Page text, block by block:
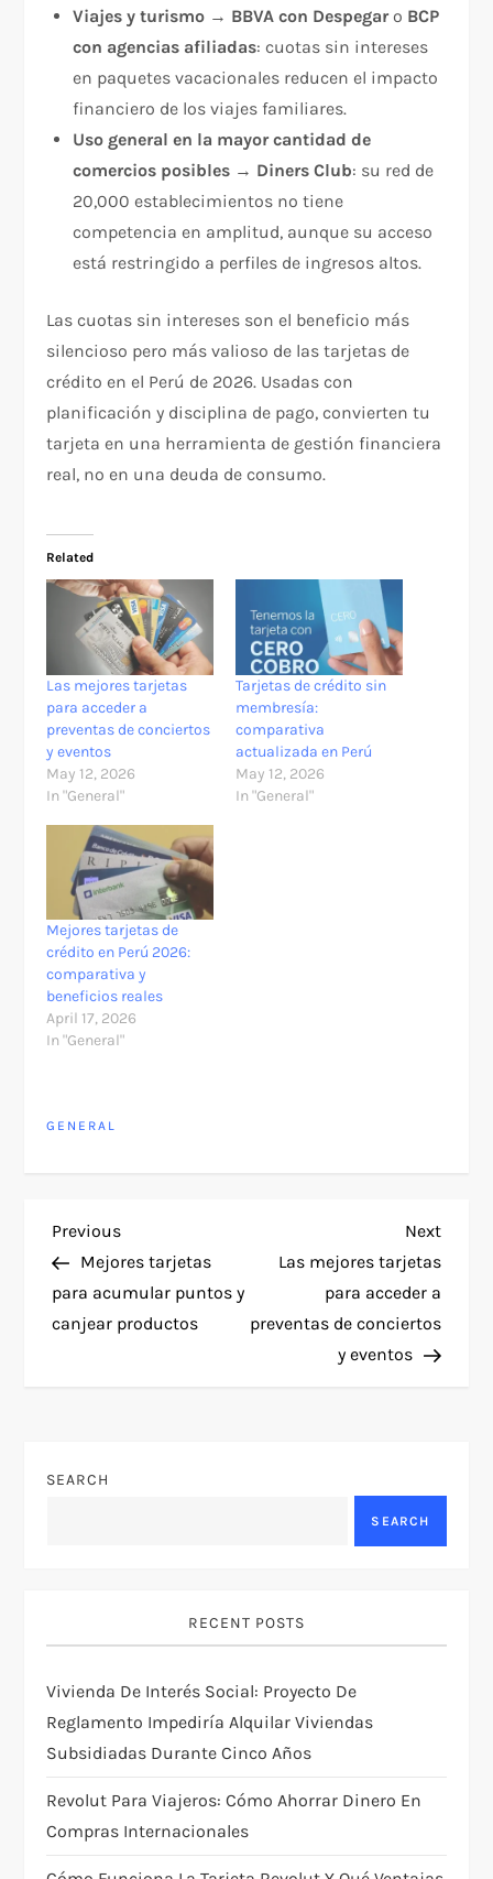
Viajes y turismo → BBVA con Despegaro BCP
con agencias afiliadas: cuotas sin intereses
en paquetes vacacionales reducen el impacto
financiero de los viajes familiares.
Uso general en la mayor cantidad de
comercios posibles → Diners Club: su red de
20,000 establecimientos no tiene
competencia en amplitud, aunque su acceso
está restringido a perfiles de ingresos altos.
Las cuotas sin intereses son el beneficio más
silencioso pero más valioso de las tarjetas de
crédito en el Perú de 2026. Usadas con
planificación y disciplina de pago, convierten tu
tarjeta en una herramienta de gestión financiera
real, no en una deuda de consumo.
Related
Las mejores tarjetas
para acceder a
preventas de conciertos
y eventos
May 12, 2026
In "General"
Tarjetas de crédito sin
membresía:
comparativa
actualizada en Perú
May 12, 2026
In "General"
Mejores tarjetas de
crédito en Perú 2026:
comparativa y
beneficios reales
April 17, 2026
In "General"
GENERAL
P
o
s
a
g
a
t
i
o
Previous
Post
Previous
Mejores tarjetas
para acumular puntos y
canjear productos
Next
Post
Next
Las mejores tarjetas
para acceder a
preventas de conciertos
y eventos
SEARCH
SEARCH
RECENT POSTS
Vivienda De Interés Social: Proyecto De
Reglamento Impediría Alquilar Viviendas
Subsidiadas Durante Cinco Años
Revolut Para Viajeros: Cómo Ahorrar Dinero En
Compras Internacionales